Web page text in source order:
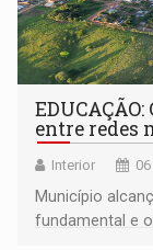
entre redes
Interior
Município
fundamental e